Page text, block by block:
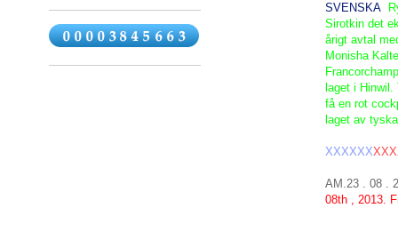
SVENSKA
Sirotkin det
årigt avtal
Monisha
laget i Hinwil .
få en rot
laget av tyska
XXXXXX
AM.23 . 08 .
08th , 2013.